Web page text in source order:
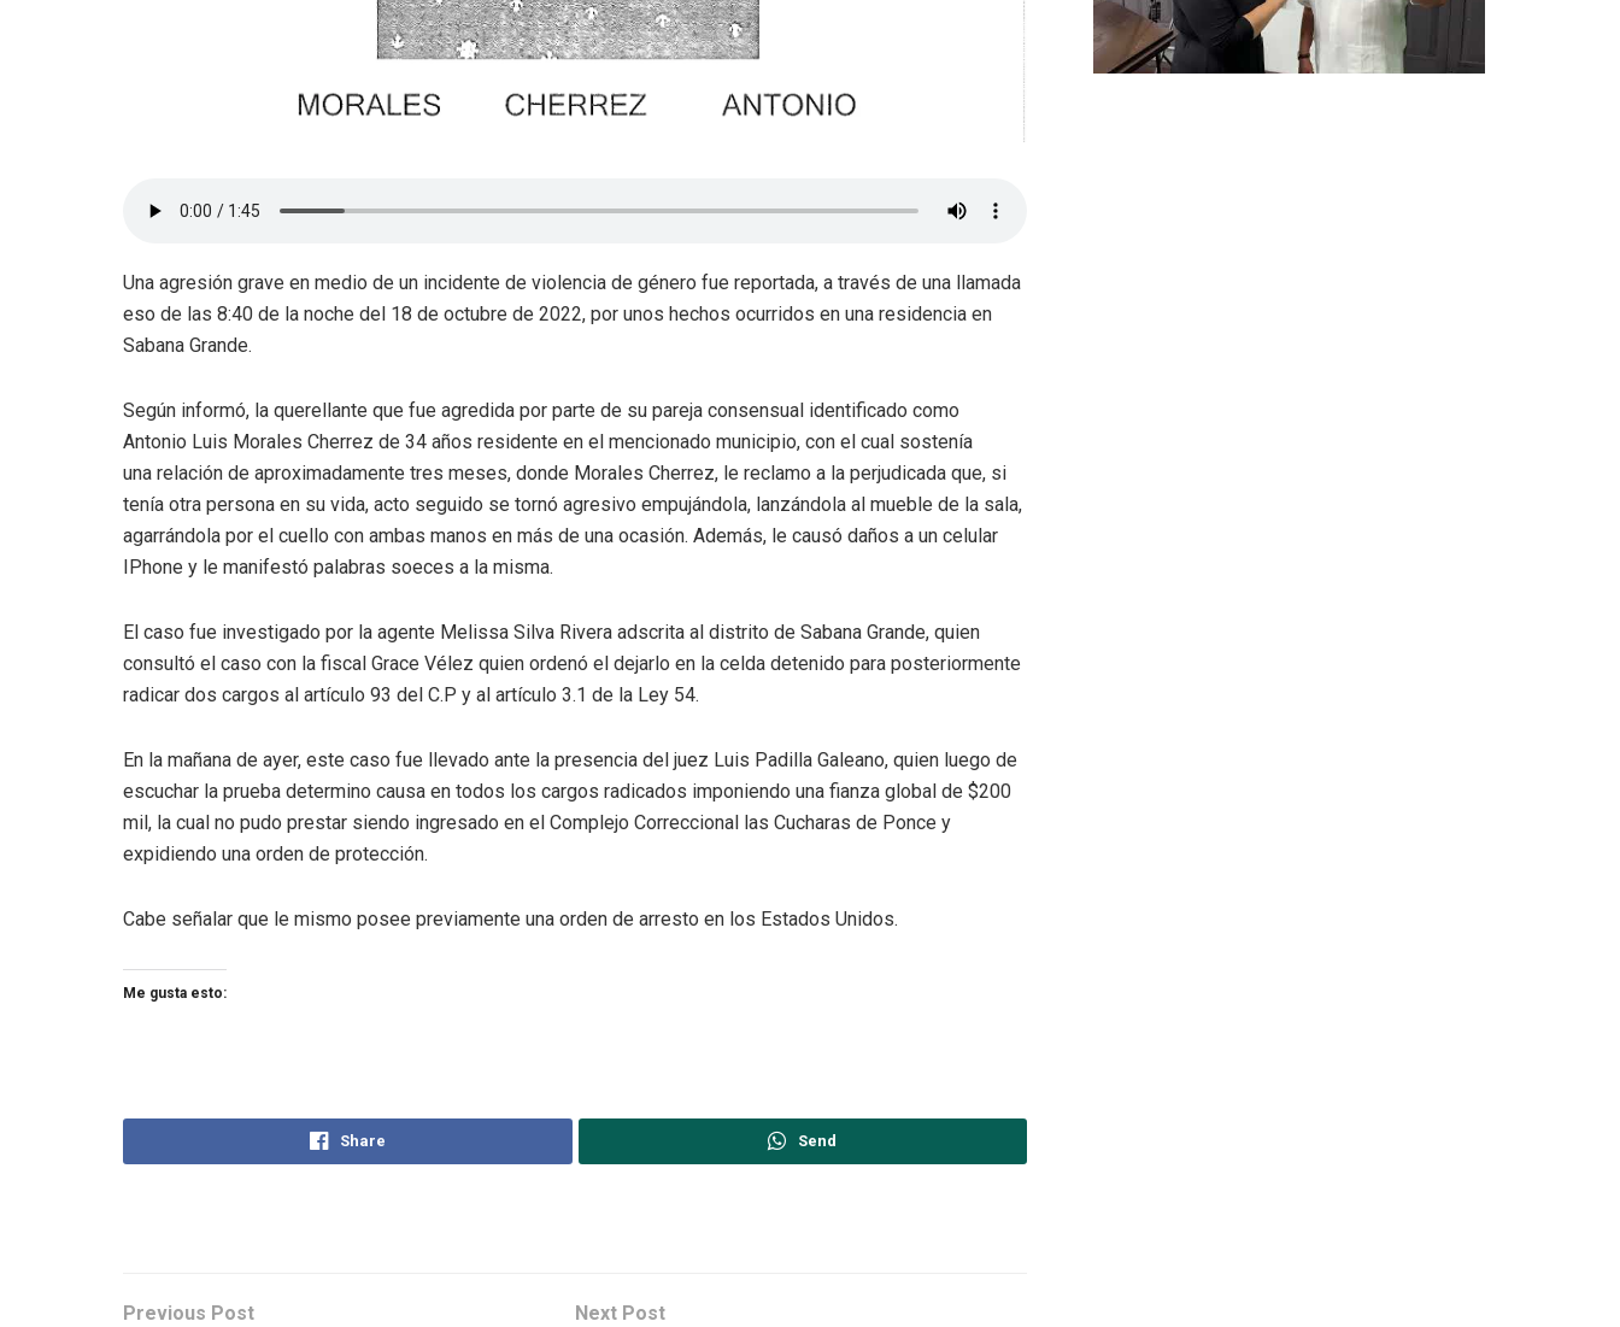
Una agresión grave en medio de un incidente de violencia de género fue reportada, a través de una llamada
eso de las 8:40 de la noche del 18 de octubre de 2022, por unos hechos ocurridos en una residencia en
Sabana Grande.
Según informó, la querellante que fue agredida por parte de su pareja consensual identificado como
Antonio Luis Morales Cherrez de 34 años residente en el mencionado municipio, con el cual sostenía
una relación de aproximadamente tres meses, donde Morales Cherrez, le reclamo a la perjudicada que, si
tenía otra persona en su vida, acto seguido se tornó agresivo empujándola, lanzándola al mueble de la sala,
agarrándola por el cuello con ambas manos en más de una ocasión. Además, le causó daños a un celular
IPhone y le manifestó palabras soeces a la misma.
El caso fue investigado por la agente Melissa Silva Rivera adscrita al distrito de Sabana Grande, quien
consultó el caso con la fiscal Grace Vélez quien ordenó el dejarlo en la celda detenido para posteriormente
radicar dos cargos al artículo 93 del C.P y al artículo 3.1 de la Ley 54.
En la mañana de ayer, este caso fue llevado ante la presencia del juez Luis Padilla Galeano, quien luego de
escuchar la prueba determino causa en todos los cargos radicados imponiendo una fianza global de $200
mil, la cual no pudo prestar siendo ingresado en el Complejo Correccional las Cucharas de Ponce y
expidiendo una orden de protección.
Cabe señalar que le mismo posee previamente una orden de arresto en los Estados Unidos.
Me gusta esto:
Share Send
Previous Post
Next Post